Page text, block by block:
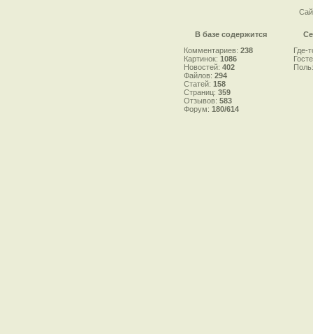
В базе содержится
Комментариев: 238
Картинок: 1086
Новостей: 402
Файлов: 294
Статей: 158
Страниц: 359
Отзывов: 583
Форум: 180/614
Где-